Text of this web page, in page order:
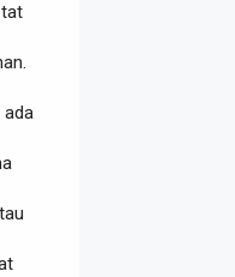
ada